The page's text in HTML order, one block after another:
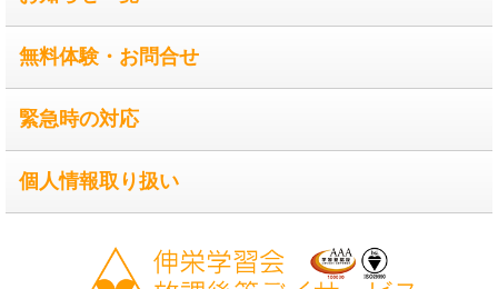
無料体験・お問合せ
緊急時の対応
個人情報取り扱い